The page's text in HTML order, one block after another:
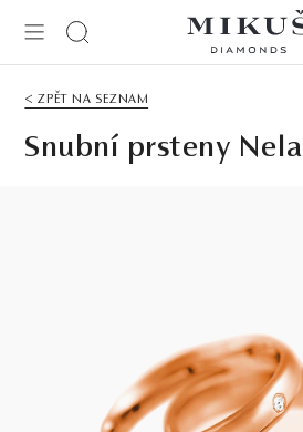
< ZPĚT NA SEZNAM
Snubní prsteny Nela